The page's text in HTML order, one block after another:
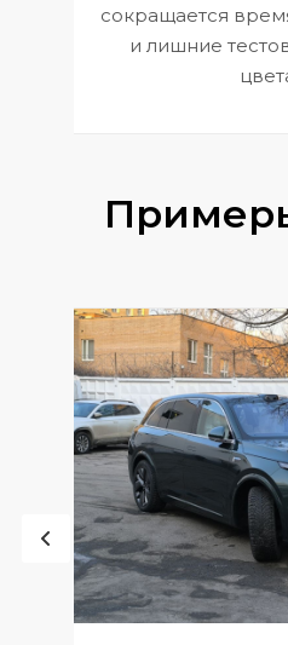
сокращается
и лишние